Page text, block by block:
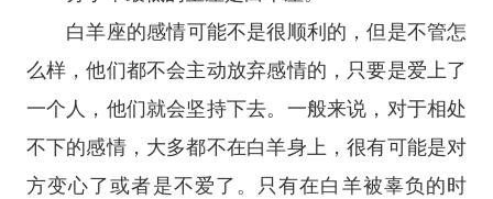
白羊座的感情可能不是很顺利的，但是不管怎
么样，他们都不会主动放弃感情的，只要是爱上了
一个人，他们就会坚持下去。一般来说，对于相处
不下的感情，大多都不在白羊身上，很有可能是对
方变心了或者是不爱了。只有在白羊被辜负的时